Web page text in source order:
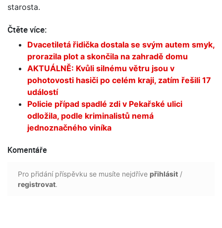
starosta.
Čtěte více:
Dvacetiletá řidička dostala se svým autem smyk,
prorazila plot a skončila na zahradě domu
AKTUÁLNĚ: Kvůli silnému větru jsou v
pohotovosti hasiči po celém kraji, zatím řešili 17
událostí
Policie případ spadlé zdi v Pekařské ulici
odložila, podle kriminalistů nemá
jednoznačného viníka
Komentáře
Pro přidání příspěvku se musíte nejdříve přihlásit /
registrovat.